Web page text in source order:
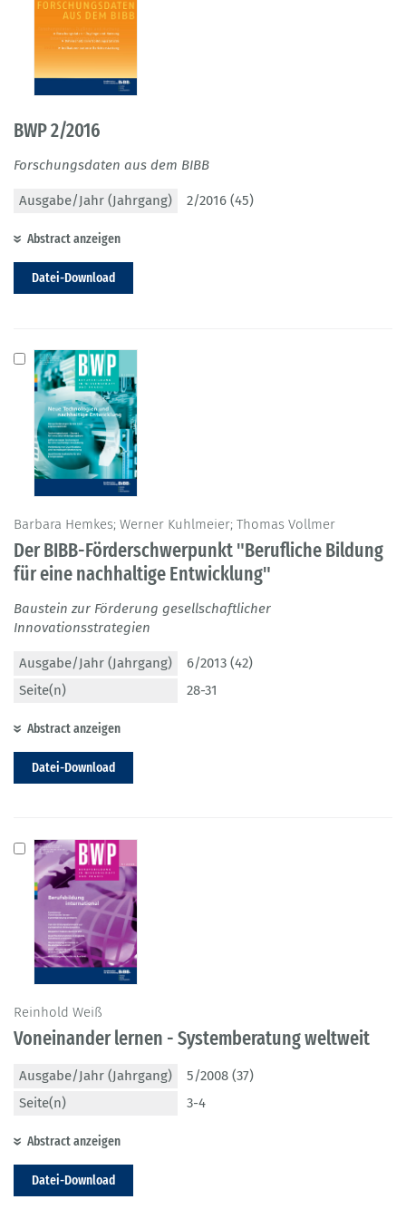
BWP 2/2016
Forschungsdaten aus dem BIBB
Ausgabe/Jahr (Jahrgang) 2/2016 (45)
Abstract anzeigen
Datei-Download
Barbara Hemkes; Werner Kuhlmeier; Thomas Vollmer
Der BIBB-Förderschwerpunkt "Berufliche Bildung
für eine nachhaltige Entwicklung"
Baustein zur Förderung gesellschaftlicher
Innovationsstrategien
Ausgabe/Jahr (Jahrgang)
6/2013 (42)
Seite(n)
28-31
Abstract anzeigen
Datei-Download
Reinhold Weiß
Voneinander lernen - Systemberatung weltweit
Ausgabe/Jahr (Jahrgang)
5/2008 (37)
Seite(n)
3-4
Abstract anzeigen
Datei-Download